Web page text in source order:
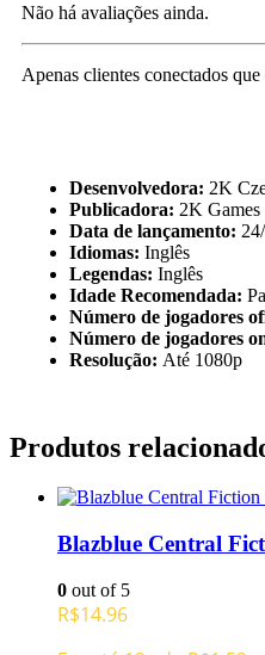
Não há avaliações ainda.
Apenas clientes conectados
Desenvolvedora: 2K
Publicadora: 2K Games
Data de lançamento:
Idiomas: Inglês
Legendas: Inglês
Idade Recomendada:
Número de jogadores
Número de jogadores
Resolução: Até 1080p
Produtos
Blazblue Central
0 out of 5
R$14.96